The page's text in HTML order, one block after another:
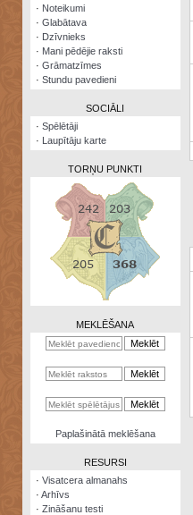
Visatcera
almanahs
Arhīvs
Zināšanu
kalkulators
Nomētātās
· Noteikumi
· Glabātava
· Dzīvnieks
· Mani pēdējie raksti
· Grāmatzīmes
· Stundu pavedieni
SOCIĀLI
· Spēlētāji
· Laupītāju karte
TORŅU PUNKTI
MEKLĒŠANA
Paplašinātā meklēšana
RESURSI
· Visatcera almanahs
· Arhīvs
· Zināšanu testi